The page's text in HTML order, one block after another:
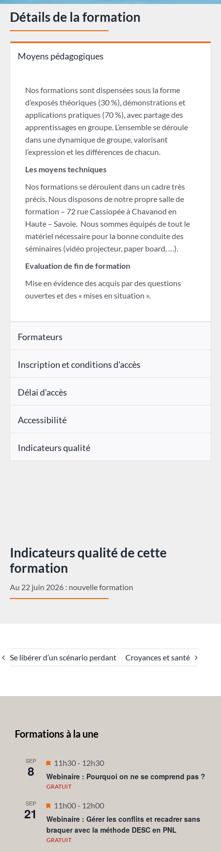
Détails de la formation
Moyens pédagogiques
Nos formations sont dispensées sous la forme
d’exposés théoriques (30 %), démonstrations et
applications pratiques (70 %), avec partage des
apprentissages en groupe. L’ensemble se déroule
dans une dynamique de groupe, valorisant
l’expression et les différences de chacun.
Les moyens techniques
Nos formations se déroulent dans un cadre très
précis. Nous disposons de notre propre salle de
formation – 72 rue Cassiopée à Chavanod en
Haute – Savoie. Nous sommes équipés de tout le
matériel nécessaire pour la bonne conduite des
séminaires (vidéo projecteur, paper board, …).
Evaluation de fin de formation
Mise en évidence des acquis par des questions
ouvertes et des « mises en situation ».
Formateurs
Inscription et conditions d'accès
Délai d'accès
Accessibilité
Indicateurs qualité
Indicateurs qualité de cette
formation
Au 22 juin 2026 : nouvelle formation
Se libérer d’un scénario perdant Croyances et santé
Formations à la une
SEP
8
Mis
en
avant
11h30- 12h30
Webinaire : Pourquoi on ne se comprend pas ?
GRATUIT
SEP
21
Mis
en
avant
11h00- 12h00
Webinaire : Gérer les conflits et recadrer sans
braquer avec la méthode DESC en PNL
GRATUIT